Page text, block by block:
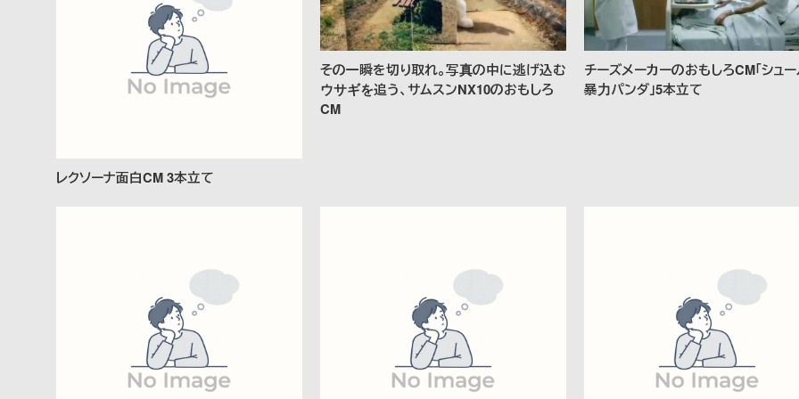
レクソーナ面白CM 3本立て
その一瞬を切り取れ。写真の中に逃げ込む
ウサギを追う、サムスンNX10のおもしろ
CM
チーズメーカーのおもしろCM「シュ
暴力パンダ」5本立て